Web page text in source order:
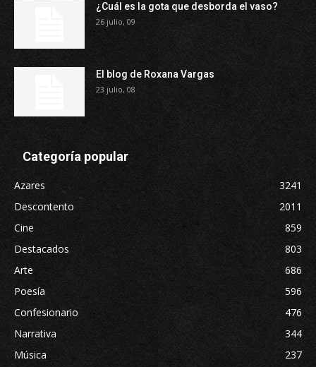
¿Cuál es la gota que desborda el vaso?
26 julio, 09
El blog de Roxana Vargas
23 julio, 08
Categoría popular
Azares
3241
Descontento
2011
Cine
859
Destacados
803
Arte
686
Poesía
596
Confesionario
476
Narrativa
344
Música
237